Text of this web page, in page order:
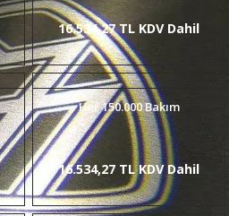
16.534,27 TL KDV Dahil
Her 150.000 Bakım
16.534,27 TL KDV Dahil